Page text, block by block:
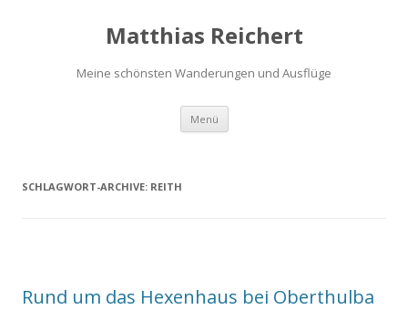
Matthias Reichert
Meine schönsten Wanderungen und Ausflüge
Menü Zum
springen
SCHLAGWORT-ARCHIVE: REITH
Rund um das Hexenhaus bei Oberthulba